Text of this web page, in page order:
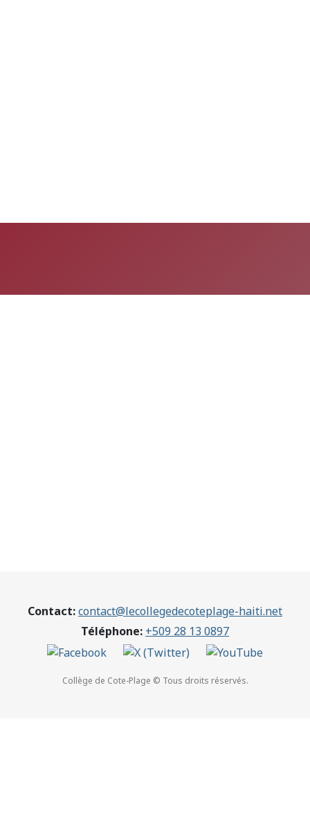
Contact:contact@lecollegedecoteplage-haiti.net
Téléphone: +509 28 13 0897
Collège de Cote-Plage © Tous droits réservés.